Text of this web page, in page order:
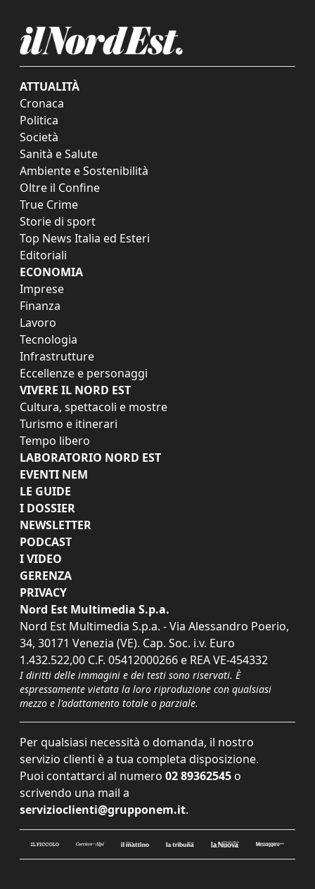
ATTUALITÀ
Cronaca
Politica
Società
Sanità e Salute
Ambiente e Sostenibilità
Oltre il Confine
True Crime
Storie di sport
Top News Italia ed Esteri
Editoriali
ECONOMIA
Imprese
Finanza
Lavoro
Tecnologia
Infrastrutture
Eccellenze e personaggi
VIVERE IL NORD EST
Cultura, spettacoli e mostre
Turismo e itinerari
Tempo libero
LABORATORIO NORD EST
EVENTI NEM
LE GUIDE
I DOSSIER
NEWSLETTER
PODCAST
I VIDEO
GERENZA
PRIVACY
Nord Est Multimedia S.p.a.
Nord Est Multimedia S.p.a. - Via Alessandro Poerio,
34, 30171 Venezia (VE). Cap. Soc. i.v. Euro
1.432.522,00 C.F. 05412000266 e REA VE-454332
I diritti delle immagini e dei testi sono riservati. È
espressamente vietata la loro riproduzione con qualsiasi
mezzo e l'adattamento totale o parziale.
Per qualsiasi necessità o domanda, il nostro
servizio clienti è a tua completa disposizione.
Puoi contattarci al numero 02 89362545 o
scrivendo una mail a
servizioclienti@grupponem.it.